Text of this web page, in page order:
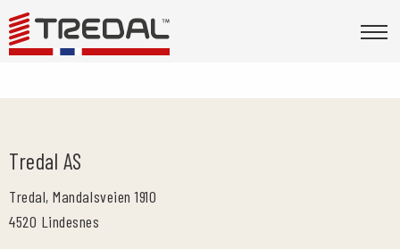
Tredal AS
Tredal, Mandalsveien 1910
4520 Lindesnes